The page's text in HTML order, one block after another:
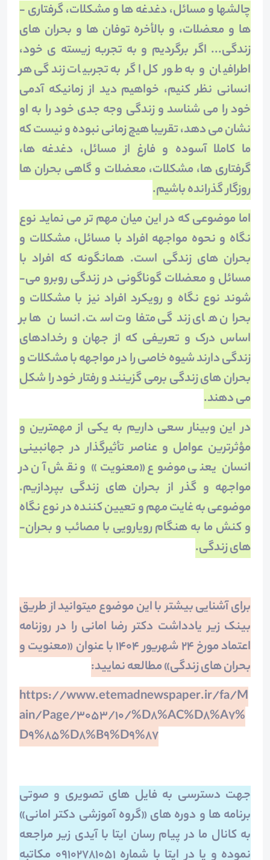
چالش­ها و مسائل، دغدغه­ ها و مشکلات، گرفتاری ­
ها و معضلات، و بالأخره توفان­ ها و بحران­ های
زندگی... اگر برگردیم و به تجربه زیسته ­ی خود،
اطرافیان و به طور کل اگر به تجربیات زندگی هر
انسانی نظر کنیم، خواهیم دید از زمانی­که آدمی
خود را می­ شناسد و زندگی وجه جدی خود را به او
نشان می­ دهد، تقریبا هیچ زمانی نبوده و نیست که
ما کاملا آسوده و فارغ از مسائل، دغدغه ­ها،
گرفتاری ­ها، مشکلات، معضلات و گاهی بحران­ ها
روزگار گذرانده باشیم.
اما موضوعی که در این میان مهم­ تر می ­نماید نوع
نگاه و نحوه مواجهه افراد با مسائل، مشکلات و
بحران­ های زندگی است. همانگونه که افراد با
مسائل و معضلات گوناگونی در زندگی روبرو می­
شوند نوع نگاه و رویکرد افراد نیز با مشکلات و
بحران­ های زندگی متفاوت است. انسان­ ها بر
اساس درک و تعریفی که از جهان و رخدادهای
زندگی دارند شیوه خاصی را در مواجهه با مشکلات و
بحران­ های زندگی برمی­ گزینند و رفتار خود را شکل
می ­دهند.
در این وبینار سعی داریم به یکی از مهم­ترین و
مؤثرترین عوامل و عناصر تأثیرگذار در جهان­بینی
انسان­ یعنی موضوع «معنویت» و نقش آن در
مواجهه و گذر از بحران ­های زندگی بپردازیم.
موضوعی به غایت مهم و تعیین ­کننده در نوع نگاه
و کنش ما به هنگام رویارویی با مصائب و بحران­
های زندگی.
برای آشنایی بیشتر با این موضوع میتوانید از طریق
بینک زیر یادداشت دکتر رضا امانی را در روزنامه
اعتماد مورخ 24 شهریور 1404 با عنوان «معنویت و
بحران های زندگی» مطالعه نمایید:
https://www.etemadnewspaper.ir/fa/M
ain/Page/3053/10/%D8%AC%D8%A7%
D9%85%D8%B9%D9%87
جهت دسترسی به فایل های تصویری و صوتی
برنامه ها و دوره های «گروه آموزشی دکتر امانی»
به کانال ما در پیام رسان ایتا با آیدی زیر مراجعه
نموده و یا در ایتا با شماره 09102781051 مکاتبه